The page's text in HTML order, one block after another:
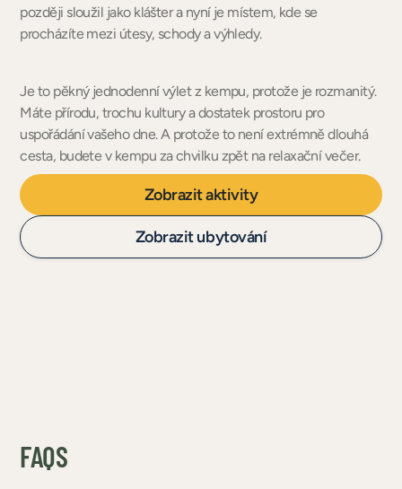
později sloužil jako klášter a nyní je místem, kde se
procházíte mezi útesy, schody a výhledy.
Je to pěkný jednodenní výlet z kempu, protože je rozmanitý.
Máte přírodu, trochu kultury a dostatek prostoru pro
uspořádání vašeho dne. A protože to není extrémně dlouhá
cesta, budete v kempu za chvilku zpět na relaxační večer.
Zobrazit aktivity
Zobrazit ubytování
FAQS